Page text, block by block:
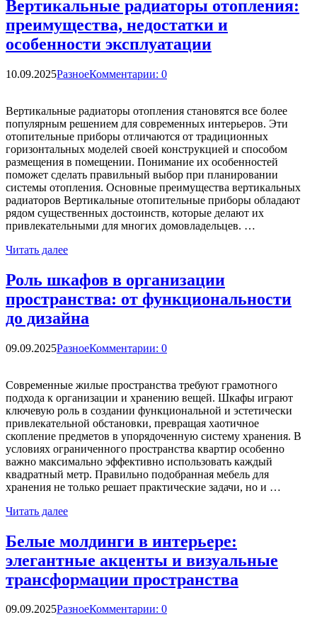
Вертикальные радиаторы отопления:
преимущества, недостатки и
особенности эксплуатации
10.09.2025РазноеКомментарии: 0
Вертикальные радиаторы отопления становятся все более
популярным решением для современных интерьеров. Эти
отопительные приборы отличаются от традиционных
горизонтальных моделей своей конструкцией и способом
размещения в помещении. Понимание их особенностей
поможет сделать правильный выбор при планировании
системы отопления. Основные преимущества вертикальных
радиаторов Вертикальные отопительные приборы обладают
рядом существенных достоинств, которые делают их
привлекательными для многих домовладельцев. …
Читать далее
Роль шкафов в организации
пространства: от функциональности
до дизайна
09.09.2025РазноеКомментарии: 0
Современные жилые пространства требуют грамотного
подхода к организации и хранению вещей. Шкафы играют
ключевую роль в создании функциональной и эстетически
привлекательной обстановки, превращая хаотичное
скопление предметов в упорядоченную систему хранения. В
условиях ограниченного пространства квартир особенно
важно максимально эффективно использовать каждый
квадратный метр. Правильно подобранная мебель для
хранения не только решает практические задачи, но и …
Читать далее
Белые молдинги в интерьере:
элегантные акценты и визуальные
трансформации пространства
09.09.2025РазноеКомментарии: 0